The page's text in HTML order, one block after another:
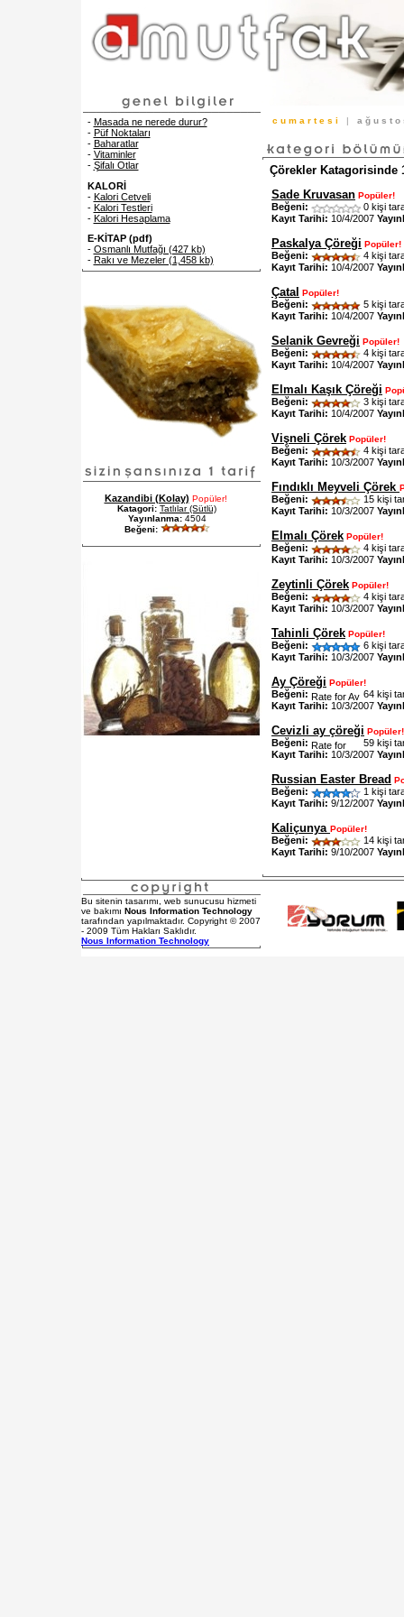
- Masada ne nerede durur?
- Püf Noktaları
- Baharatlar
- Vitaminler
- Şifalı Otlar
KALORİ
- Kalori Cetveli
- Kalori Testleri
- Kalori Hesaplama
E-KİTAP (pdf)
- Osmanlı Mutfağı (427 kb)
- Rakı ve Mezeler (1,458 kb)
Kazandibi (Kolay) Popüler!
Katagori: Tatlılar (Sütlü)
Yayınlanma: 4504
Beğeni:
c u m a r t e s i | a ğ u s t
Çörekler Katagorisinde
Sade Kruvasan Popüler!
Beğeni:
0 kişi
Kayıt Tarihi: 10/4/2007
Paskalya Çöreği Popüler!
Beğeni:
4 kişi
Kayıt Tarihi: 10/4/2007
Çatal Popüler!
Beğeni:
5 kişi
Kayıt Tarihi: 10/4/2007
Selanik Gevreği Popüler!
Beğeni:
4 kişi
Kayıt Tarihi: 10/4/2007
Elmalı Kaşık Çöreği
Beğeni:
3 kişi
Kayıt Tarihi: 10/4/2007
Vişneli Çörek Popüler!
Beğeni:
4 kişi
Kayıt Tarihi: 10/3/2007
Fındıklı Meyveli Çörek
Beğeni:
15 kişi
Kayıt Tarihi: 10/3/2007
Elmalı Çörek Popüler!
Beğeni:
4 kişi
Kayıt Tarihi: 10/3/2007
Zeytinli Çörek Popüler!
Beğeni:
4 kişi
Kayıt Tarihi: 10/3/2007
Tahinli Çörek Popüler!
Beğeni:
6 kişi
Kayıt Tarihi: 10/3/2007
Ay Çöreği Popüler!
Beğeni:
64 kişi
Kayıt Tarihi: 10/3/2007
Cevizli ay çöreği Popüler!
Beğeni:
59 kişi
Kayıt Tarihi: 10/3/2007
Russian Easter Bread
Beğeni:
1 kişi
Kayıt Tarihi: 9/12/2007
Kaliçunya Popüler!
Beğeni:
14 kişi
Kayıt Tarihi: 9/10/2007
Bu sitenin tasarımı, web sunucusu hizmeti
ve bakımı Nous Information Technology
tarafından yapılmaktadır. Copyright © 2007
- 2009 Tüm Hakları Saklıdır.
Nous Information Technology